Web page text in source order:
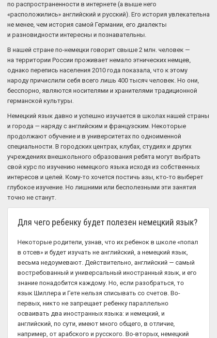
по распространенности в интернете (а выше него
«расположились» английский и русский). Его история увлекательна
не менее, чем история самой Германии, его диалекты
и разновидности интересны и познавательны.
В нашей стране по-немецки говорит свыше 2 млн. человек —
на территории России проживает немало этнических немцев,
однако перепись населения 2010 года показала, что к этому
народу причислили себя всего лишь 400 тысяч человек. Но они,
бесспорно, являются носителями и хранителями традиционной
германской культуры.
Немецкий язык давно и успешно изучается в школах нашей страны
и города — наряду с английским и французским. Некоторые
продолжают обучение и в университетах по одноименной
специальности. В городских центрах, клубах, студиях и других
учреждениях внешкольного образования ребята могут выбрать
свой курс по изучению немецкого языка исходя из собственных
интересов и целей. Кому-то хочется постичь азы, кто-то выберет
глубокое изучение. Но лишними или бесполезными эти занятия
точно не станут.
Для чего ребенку будет полезен немецкий язык?
Некоторые родители, узнав, что их ребенок в школе «попал
в отсев» и будет изучать не английский, а немецкий язык,
весьма недоумевают. Действительно, английский — самый
востребованный и универсальный иностранный язык, и его
знание понадобится каждому. Но, если разобраться, то
язык Шиллера и Гете нельзя списывать со счетов. Во-
первых, никто не запрещает ребенку параллельно
осваивать два иностранных языка: и немецкий, и
английский, по сути, имеют много общего, в отличие,
например, от арабского и русского. Во-вторых, немецкий